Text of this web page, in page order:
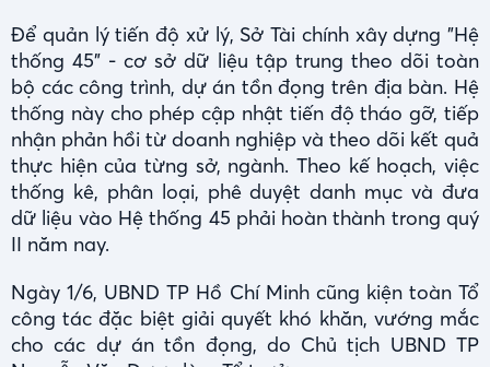
Để quản lý tiến độ xử lý, Sở Tài chính xây dựng "Hệ
thống 45" - cơ sở dữ liệu tập trung theo dõi toàn
bộ các công trình, dự án tồn đọng trên địa bàn. Hệ
thống này cho phép cập nhật tiến độ tháo gỡ, tiếp
nhận phản hồi từ doanh nghiệp và theo dõi kết quả
thực hiện của từng sở, ngành. Theo kế hoạch, việc
thống kê, phân loại, phê duyệt danh mục và đưa
dữ liệu vào Hệ thống 45 phải hoàn thành trong quý
II năm nay.
Ngày 1/6, UBND TP Hồ Chí Minh cũng kiện toàn Tổ
công tác đặc biệt giải quyết khó khăn, vướng mắc
cho các dự án tồn đọng, do Chủ tịch UBND TP